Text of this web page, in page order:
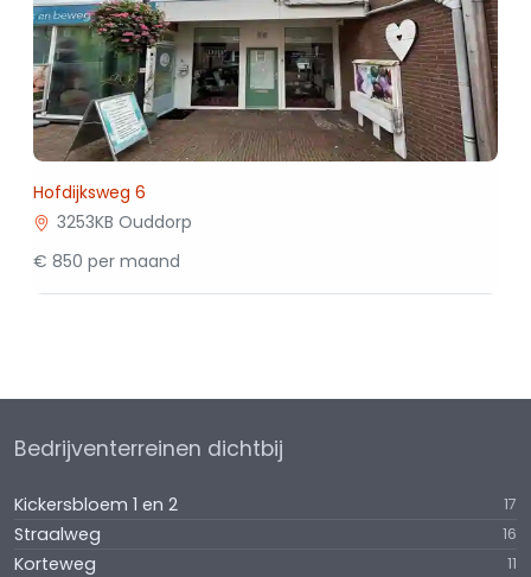
Hofdijksweg 6
3253KB Ouddorp
€ 850 per maand
Bedrijventerreinen dichtbij
Kickersbloem 1 en 2 17
Straalweg 16
Korteweg 11